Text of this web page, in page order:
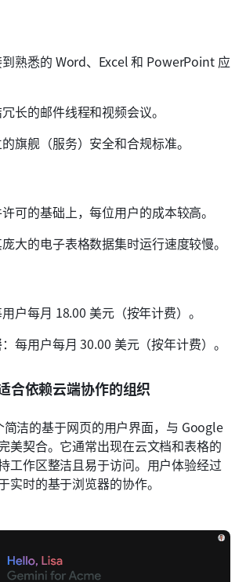
熟悉的 Word、Excel 和 PowerPoint 应
长的邮件线程和视频会议。
旗舰（服务）安全和合规标准。
可的基础上，每位用户的成本较高。
大的电子表格数据集时运行速度较慢。
用户每月 18.00 美元（按年计费）。
：每用户每月 30.00 美元（按年计费）。
合依赖云端协作的组织
洁的基于网页的用户界面，与 Google
美契合。它通常出现在云文档和表格的
工作区整洁且易于访问。用户体验经过
实时的基于浏览器的协作。